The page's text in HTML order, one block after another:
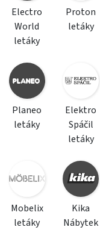
Electro
World
letáky
Proton
letáky
Planeo
letáky
Elektro
Spáčil
letáky
Mobelix
letáky
Kika
Nábytek